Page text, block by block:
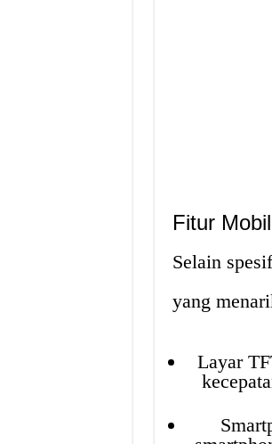
Fitur
Selain
yang
Layar